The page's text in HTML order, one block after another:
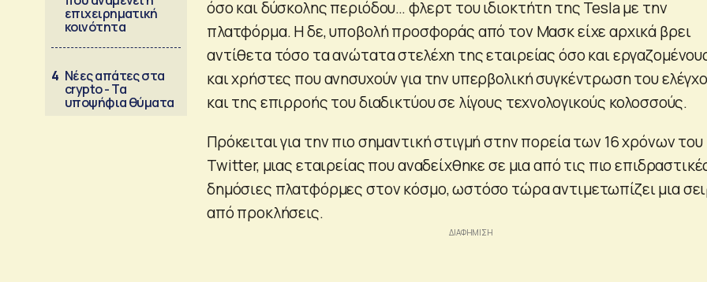
επιχειρηματική
κοινότητα
4 Νέες απάτες στα
crypto - Τα
υποψήφια θύματα
όσο και δύσκολης περιόδου… φλερτ του ιδιοκτήτη της Tesla με την
πλατφόρμα. Η δε, υποβολή προσφοράς από τον Μασκ είχε αρχικά βρει
αντίθετα τόσο τα ανώτατα στελέχη της εταιρείας όσο και
και χρήστες που ανησυχούν για την υπερβολική συγκέντρωση του
και της επιρροής του διαδικτύου σε λίγους τεχνολογικούς κολοσσούς.
Πρόκειται για την πιο σημαντική στιγμή στην πορεία των 16 χρόνων του
Twitter, μιας εταιρείας που αναδείχθηκε σε μια από τις πιο
δημόσιες πλατφόρμες στον κόσμο, ωστόσο τώρα αντιμετωπίζει μια
από προκλήσεις.